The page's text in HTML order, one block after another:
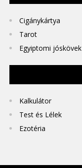
Cigánykártya
Tarot
Egyiptomi jóskövek
Kalkulátor
Test és Lélek
Ezotéria